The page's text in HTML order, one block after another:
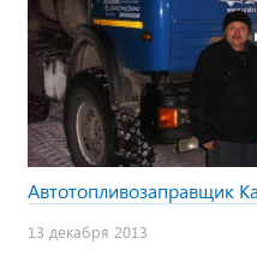
Автотопливозаправщик
13 декабря 2013